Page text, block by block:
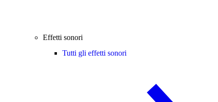
Effetti sonori
Tutti gli effetti sonori